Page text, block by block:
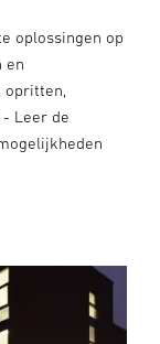
oplossingen op
en
Leer de